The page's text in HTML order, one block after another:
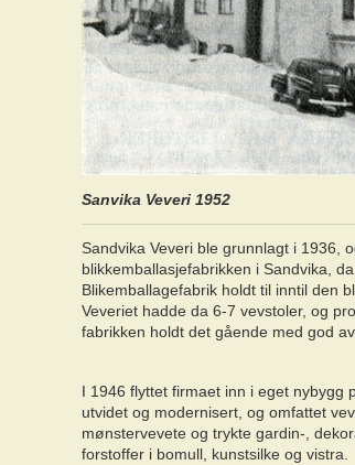
Sanvika Veveri 1952
Sandvika Veveri ble grunnlagt i 1936,
blikkemballasjefabrikken i Sandvika,
Blikemballagefabrik holdt til inntil den
Veveriet hadde da 6-7 vevstoler, og
fabrikken holdt det gående med god
I 1946 flyttet firmaet inn i eget nybygg
utvidet og modernisert, og omfattet
mønstervevete og trykte gardin-,
forstoffer i bomull, kunstsilke og vistra.